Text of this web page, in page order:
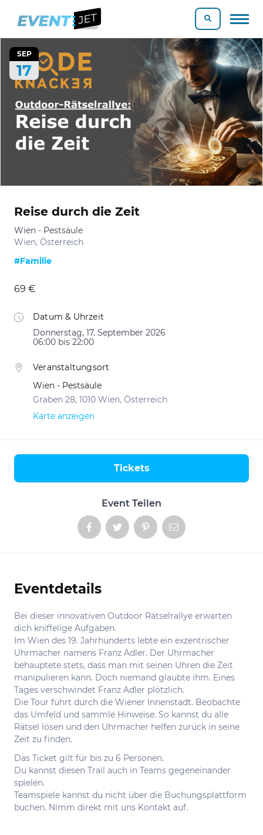
SEP
17
Reise durch die Zeit
Wien - Pestsäule
Wien, Österreich
#Familie
69 €
Datum & Uhrzeit
Donnerstag, 17. September 2026
06:00 bis 22:00
Veranstaltungsort
Wien - Pestsäule
Graben 28, 1010 Wien, Österreich
Karte anzeigen
Event Teilen
Tickets
Informationen
Eventdetails
Bei dieser innovativen Outdoor Rätselrallye erwarten
dich kniffelige Aufgaben.
Im Wien des 19. Jahrhunderts lebte ein exzentrischer
Uhrmacher namens Franz Adler. Der Uhrmacher
behauptete stets, dass man mit seinen Uhren die Zeit
manipulieren kann. Doch niemand glaubte ihm. Eines
Tages verschwindet Franz Adler plötzlich.
Die Tour führt durch die Wiener Innenstadt. Beobachte
das Umfeld und sammle Hinweise. So kannst du alle
Rätsel lösen und den Uhrmacher helfen zurück in seine
Zeit zu finden.
Das Ticket gilt für bis zu 6 Personen.
Du kannst diesen Trail auch in Teams gegeneinander
spielen.
Teamspiele kannst du nicht über die Buchungsplattform
buchen. Nimm direkt mit uns Kontakt auf.